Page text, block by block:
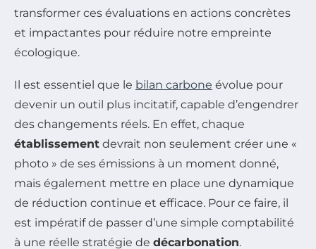
transformer ces évaluations en actions concrètes
et impactantes pour réduire notre empreinte
écologique.
Il est essentiel que le bilan carbone évolue pour
devenir un outil plus incitatif, capable d’engendrer
des changements réels. En effet, chaque
établissement devrait non seulement créer une «
photo » de ses émissions à un moment donné,
mais également mettre en place une dynamique
de réduction continue et efficace. Pour ce faire, il
est impératif de passer d’une simple comptabilité
à une réelle stratégie de décarbonation.